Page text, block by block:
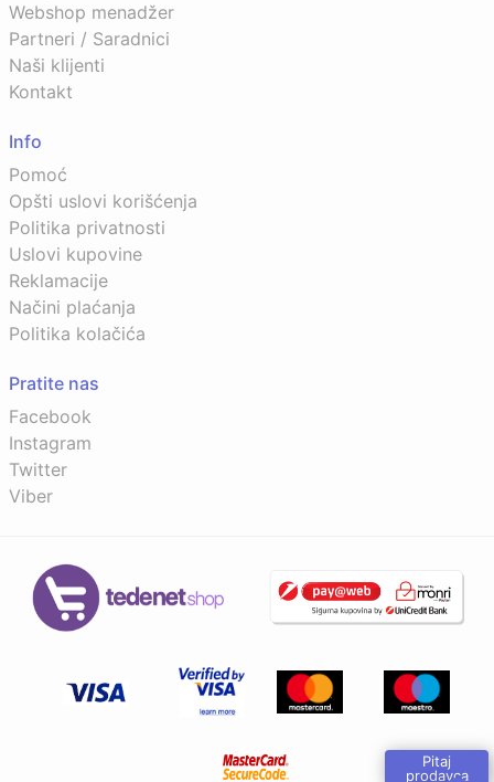
Pitaj
prodavca
Webshop menadžer
Partneri / Saradnici
Naši klijenti
Kontakt
Info
Pomoć
Opšti uslovi korišćenja
Politika privatnosti
Uslovi kupovine
Reklamacije
Načini plaćanja
Politika kolačića
Pratite nas
Facebook
Instagram
Twitter
Viber